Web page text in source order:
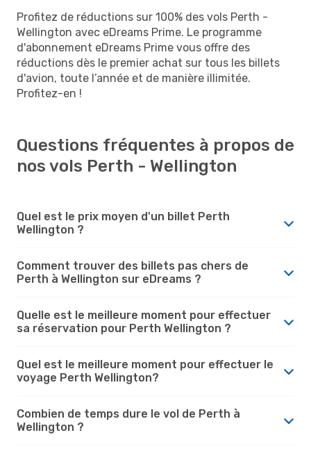
Profitez de réductions sur 100% des vols Perth -
Wellington avec eDreams Prime. Le programme
d'abonnement eDreams Prime vous offre des
réductions dès le premier achat sur tous les billets
d'avion, toute l’année et de manière illimitée.
Profitez-en !
Questions fréquentes à propos de
nos vols Perth - Wellington
Quel est le prix moyen d'un billet Perth
Wellington ?
Comment trouver des billets pas chers de
Perth à Wellington sur eDreams ?
Quelle est le meilleure moment pour effectuer
sa réservation pour Perth Wellington ?
Quel est le meilleure moment pour effectuer le
voyage Perth Wellington?
Combien de temps dure le vol de Perth à
Wellington ?